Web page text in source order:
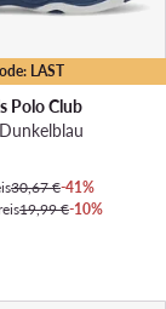
LAST
Polo Club
30,67 €-41%
19,99 €-10%